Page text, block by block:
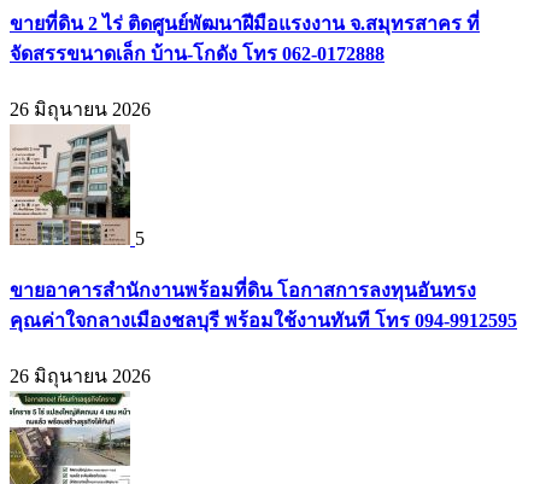
ขายที่ดิน 2 ไร่ ติดศูนย์พัฒนาฝีมือแรงงาน จ.สมุทรสาคร ที่
จัดสรรขนาดเล็ก บ้าน-โกดัง โทร 062-0172888
26 มิถุนายน 2026
5
ขายอาคารสำนักงานพร้อมที่ดิน โอกาสการลงทุนอันทรง
คุณค่าใจกลางเมืองชลบุรี พร้อมใช้งานทันที โทร 094-9912595
26 มิถุนายน 2026